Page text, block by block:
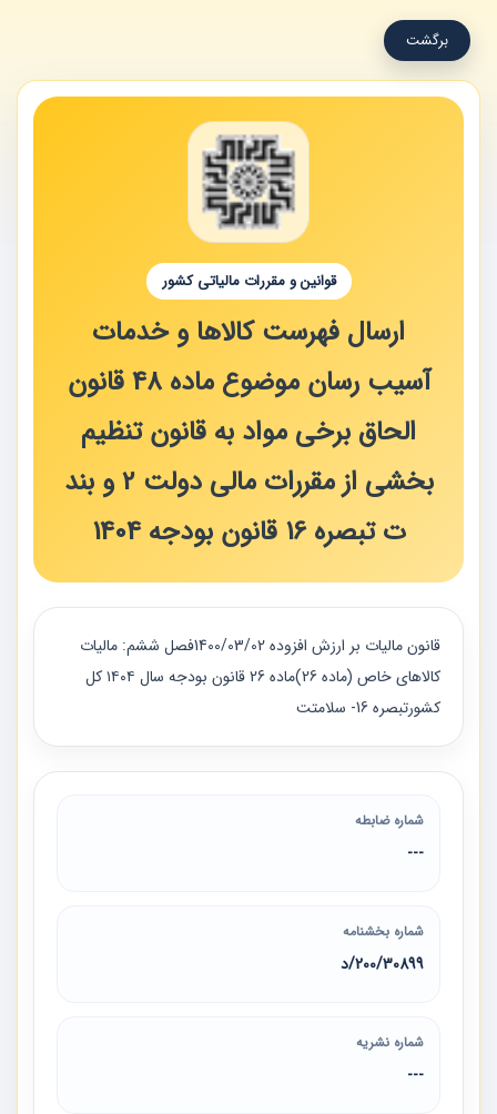
برگشت
قوانین و مقررات مالیاتی کشور
ارسال فهرست کالاها و خدمات
آسیب رسان موضوع ماده 48 قانون
الحاق برخی مواد به قانون تنظیم
بخشی از مقررات مالی دولت 2 و بند
ت تبصره 16 قانون بودجه 1404
قانون مالیات بر ارزش افزوده 1400/03/02فصل ششم: مالیات
کالاهای خاص (ماده 26)ماده 26 قانون بودجه سال ۱۴۰۴ کل
کشورتبصره 16- سلامتت
شماره ضابطه
---
شماره بخشنامه
200/30899/د
شماره نشریه
---